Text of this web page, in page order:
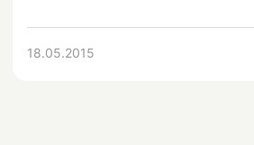
18.05.2015